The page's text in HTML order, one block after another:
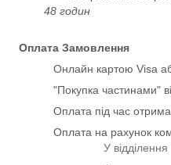
48 годин
Оплата Замовлення
Онлайн картою Visa
"Покупка частинами"
Оплата під час
Оплата на рахунок
У